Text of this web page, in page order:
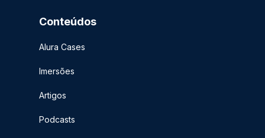
Conteúdos
Alura Cases
Imersões
Artigos
Podcasts